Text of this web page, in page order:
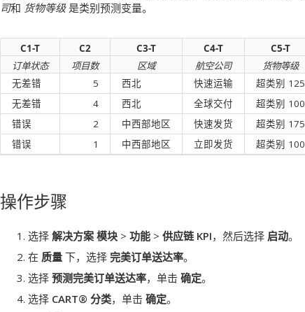
司和 货物等级是类别预测变量。
C1-T C2 C3-T C4-T
C5-T
订单状态
项目数 区域 航空公司
货物等级
无差错
5 西北 快速运输
超类别 125
无差错
4 西北 全球交付
超类别 100
错误
2 中西部地区 快速发货
超类别 175
错误
1 中西部地区 立即发货 超类别 100
操作步骤
选择 解决方案 模块 > 功能 > 供应链 KPI，然后选择 启动。
在 质量 下，选择 完美订单送达率。
选择 预测完美订单送达率，单击 确定。
选择 CART® 分类，单击 确定。